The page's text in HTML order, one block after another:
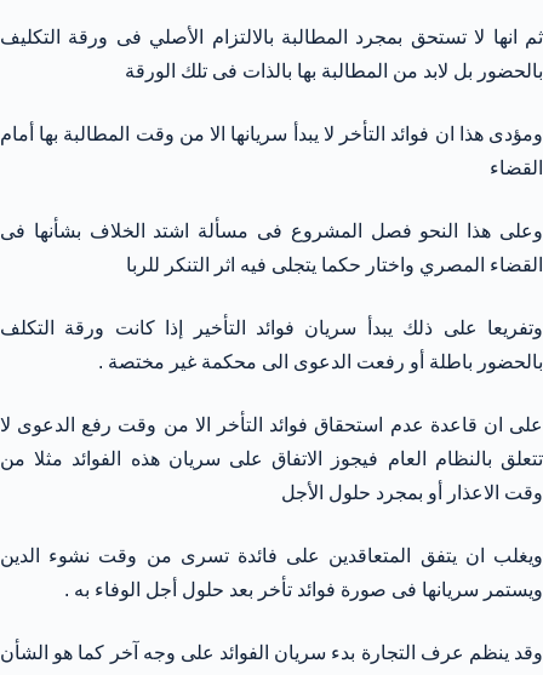
ثم انها لا تستحق بمجرد المطالبة بالالتزام الأصلي فى ورقة التكليف
بالحضور بل لابد من المطالبة بها بالذات فى تلك الورقة
ومؤدى هذا ان فوائد التأخر لا يبدأ سريانها الا من وقت المطالبة بها أمام
القضاء
وعلى هذا النحو فصل المشروع فى مسألة اشتد الخلاف بشأنها فى
القضاء المصري واختار حكما يتجلى فيه اثر التنكر للربا
وتفريعا على ذلك يبدأ سريان فوائد التأخير إذا كانت ورقة التكلف
بالحضور باطلة أو رفعت الدعوى الى محكمة غير مختصة .
على ان قاعدة عدم استحقاق فوائد التأخر الا من وقت رفع الدعوى لا
تتعلق بالنظام العام فيجوز الاتفاق على سريان هذه الفوائد مثلا من
وقت الاعذار أو بمجرد حلول الأجل
ويغلب ان يتفق المتعاقدين على فائدة تسرى من وقت نشوء الدين
ويستمر سريانها فى صورة فوائد تأخر بعد حلول أجل الوفاء به .
وقد ينظم عرف التجارة بدء سريان الفوائد على وجه آخر كما هو الشأن